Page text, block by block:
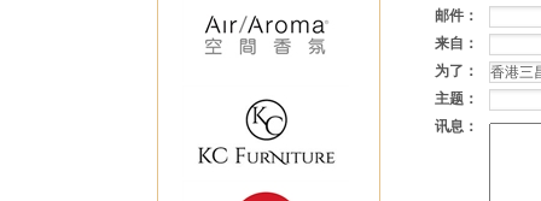
邮件：
来自：
为了：
主题：
讯息：